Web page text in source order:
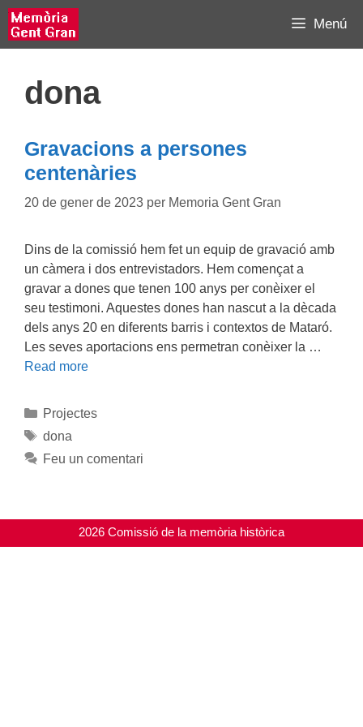
Vés
contingut
Menú
dona
Gravacions a persones
centenàries
20 de gener de 2023 per Memoria Gent Gran
Dins de la comissió hem fet un equip de gravació amb
un càmera i dos entrevistadors. Hem començat a
gravar a dones que tenen 100 anys per conèixer el
seu testimoni. Aquestes dones han nascut a la dècada
dels anys 20 en diferents barris i contextos de Mataró.
Les seves aportacions ens permetran conèixer la …
Read more
Categories
Projectes
Etiquetes
dona
Feu un comentari
2026 Comissió de la memòria històrica